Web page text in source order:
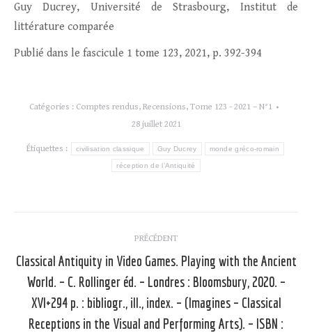
Guy Ducrey, Université de Strasbourg, Institut de
littérature comparée
Publié dans le fascicule 1 tome 123, 2021, p. 392-394
Catégories : Comptes rendus, Recensions, Tome 123 - 2021 – N°1
28 juillet 2021
Étiquettes : civilisation classique Guy Ducrey monde gréco-romain
réception de l’Antiquité
article
PRÉCÉDENT
Article
précédent
Classical Antiquity in Video Games. Playing with the Ancient
World. – C. Rollinger éd. – Londres : Bloomsbury, 2020. –
XVI+294 p. : bibliogr., ill., index. – (Imagines – Classical
Receptions in the Visual and Performing Arts). – ISBN :